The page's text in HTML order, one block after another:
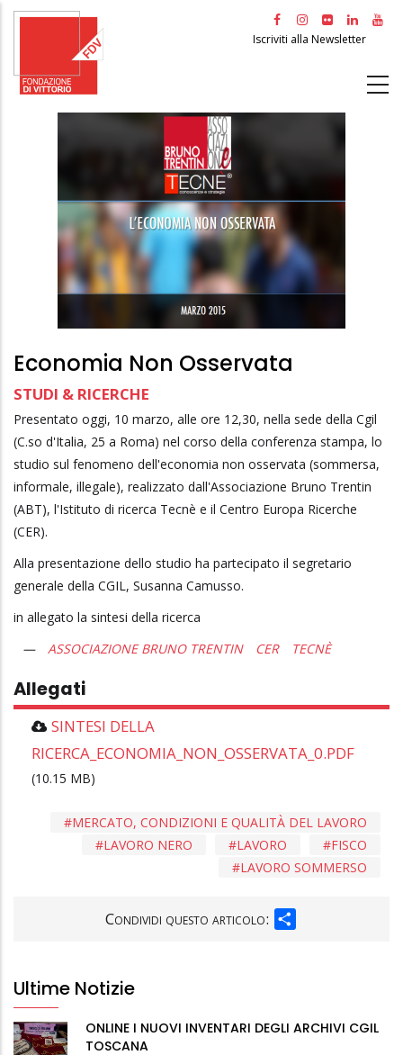
Salta
principale
Iscriviti alla Newsletter
Economia Non Osservata
STUDI & RICERCHE
Presentato oggi, 10 marzo, alle ore 12,30, nella sede della Cgil
(C.so d'Italia, 25 a Roma) nel corso della conferenza stampa, lo
studio sul fenomeno dell'economia non osservata (sommersa,
informale, illegale), realizzato dall'Associazione Bruno Trentin
(ABT), l'Istituto di ricerca Tecnè e il Centro Europa Ricerche
(CER).
Alla presentazione dello studio ha partecipato il segretario
generale della CGIL, Susanna Camusso.
in allegato la sintesi della ricerca
ASSOCIAZIONE BRUNO TRENTIN
CER TECNÈ
Allegati
SINTESI DELLA
RICERCA_ECONOMIA_NON_OSSERVATA_0.PDF
(10.15 MB)
MERCATO, CONDIZIONI E QUALITÀ DEL LAVORO
FISCO
LAVORO
LAVORO NERO
LAVORO SOMMERSO
Condividi questo articolo:
Ultime Notizie
ONLINE I NUOVI INVENTARI DEGLI ARCHIVI CGIL
TOSCANA